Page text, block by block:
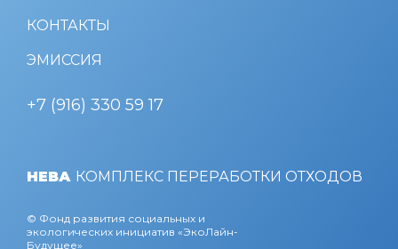
НЕВА КОМПЛЕКС ПЕРЕРАБОТКИ ОТХОДОВ
© Фонд развития социальных и
экологических инициатив «ЭкоЛайн-
Будущее»
КОНТАКТЫ
ЭМИССИЯ
+7 (916) 330 59 17